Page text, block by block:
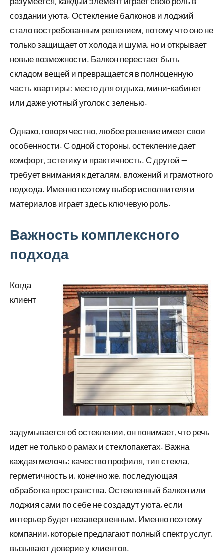
создании уюта. Остекление балконов и лоджий
стало востребованным решением, потому что оно не
только защищает от холода и шума, но и открывает
новые возможности. Балкон перестает быть
складом вещей и превращается в полноценную
часть квартиры: место для отдыха, мини-кабинет
или даже уютный уголок с зеленью.
Однако, говоря честно, любое решение имеет свои
особенности. С одной стороны, остекление дает
комфорт, эстетику и практичность. С другой —
требует внимания к деталям, вложений и грамотного
подхода. Именно поэтому выбор исполнителя и
материалов играет здесь ключевую роль.
Важность комплексного
подхода
Когда
клиент
задумывается об остеклении, он понимает, что речь
идет не только о рамах и стеклопакетах. Важна
каждая мелочь: качество профиля, тип стекла,
герметичность и, конечно же, последующая
обработка пространства. Остекленный балкон или
лоджия сами по себе не создадут уюта, если
интерьер будет незавершенным. Именно поэтому
компании, которые предлагают полный спектр услуг,
вызывают доверие у клиентов.